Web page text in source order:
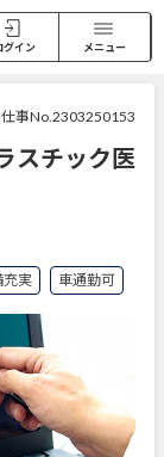
グイン メニュー
事No.2303250153
スチック医
充実 車通勤可